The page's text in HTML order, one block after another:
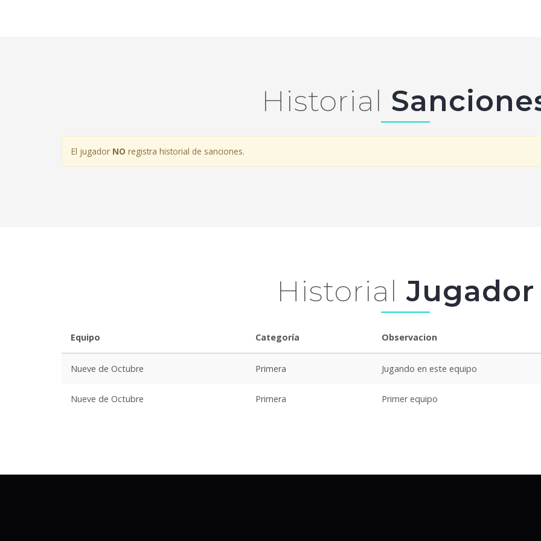
Historial
El jugador NO registra historial de sanciones.
Historial Jugador
Equipo Categoría Observacion
Nueve de Octubre Primera Jugando en este equipo
Nueve de Octubre Primera Primer equipo